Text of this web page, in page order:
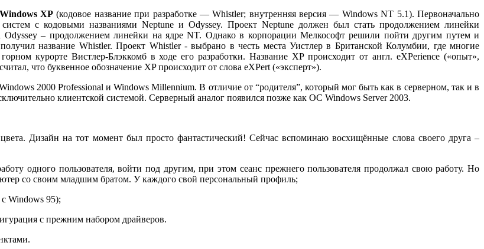
XP (кодовое название при разработке — Whistler; внутренняя версия — Windows NT 5.1). Первоначально
систем с кодовыми названиями Neptune и Odyssey. Проект Neptune должен был стать продолжением линейки
Odyssey – продолжением линейки на ядре NT. Однако в корпорации Мелкософт решили пойти другим путем и
название Whistler. Проект Whistler - выбрано в честь места Уистлер в Британской Колумбии, где многие
курорте Вистлер-Блэккомб в ходе его разработки. Название XP происходит от англ. eXPerience («опыт»,
что буквенное обозначение XP происходит от слова eXPert («эксперт»).
2000 Professional и Windows Millennium. В отличие от “родителя”, который мог быть как в серверном, так и в
клиентской системой. Серверный аналог появился позже как ОС Windows Server 2003.
Дизайн на тот момент был просто фантастический! Сейчас вспоминаю восхищённые слова своего друга –
одного пользователя, войти под другим, при этом сеанс прежнего пользователя продолжал свою работу. Но
со своим младшим братом. У каждого свой персональный профиль;
Windows 95);
с прежним набором драйверов.